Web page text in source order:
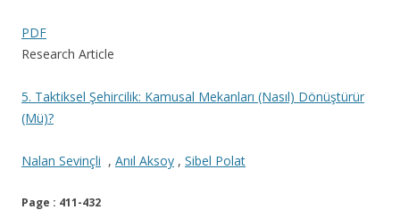
PDF
Research Article
5. Taktiksel Şehircilik: Kamusal Mekanları (Nasıl) Dönüştürür
(Mü)?
Nalan Sevinçli , Anıl Aksoy , Sibel Polat
Page : 411-432